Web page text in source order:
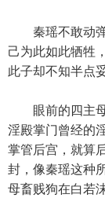
秦瑶不敢动弹
己为此如此牺牲
此子却不知半点
眼前的四主母
淫殿掌门曾经的
掌管后宫，就算
封，像秦瑶这种
母畜贱狗在白若